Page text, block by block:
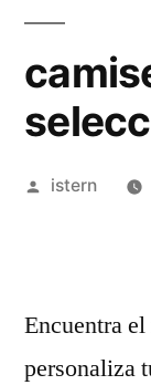
Publicado
istern
Encuentra
personaliza